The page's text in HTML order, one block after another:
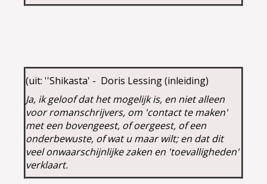
(uit: ''Shikasta' - Doris Lessing (inleiding)
Ja, ik geloof dat het mogelijk is, en niet alleen
voor romanschrijvers, om 'contact te maken'
met een bovengeest, of oergeest, of een
onderbewuste, of wat u maar wilt; en dat dit
veel onwaarschijnlijke zaken en 'toevalligheden'
verklaart.